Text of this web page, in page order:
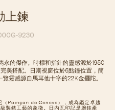
上鍊
9230
（Poinçon de Genève），成為鑑定卓越
製錶工藝的象徵。日內瓦印記是腕錶產
永的傑作。時標和指針的靈感源於1950
美搭配。日期視窗位於6點鐘位置，簡
靈感源自馬耳他十字的22K金擺陀。